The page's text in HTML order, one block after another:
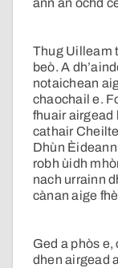
ann an ochd
Thug Uilleam
beò. A
notaichean
chaochail e.
fhuair airgead
cathair
Dhùn
robh ùidh
nach urrainn
cànan aige
Ged a phòs
dhen airgead